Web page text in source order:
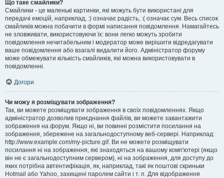
Що таке смайлики?
Смайлики - це маленькі картинки, які можуть бути використані для
передачі емоцій, наприклад, :) означає радість, :( означає сум. Весь список
смайликів можна побачити в формі написання повідомлення. Намагайтесь
не зловживати, використовуючи їх: вони легко можуть зробити
повідомлення нечитабельним і модератор може вирішити відредагувати
ваше повідомлення або взагалі видалити його. Адміністратор форуму
може обмежувати кількість смайликів, які можна використовувати в
повідомленні.
Догори
Чи можу я розміщувати зображення?
Так, ви можете розміщувати зображення в своїх повідомленнях. Якщо
адміністратор дозволив приєднання файлів, ви можете завантажити
зображення на форум. Якщо ні, ви повинні розмістити посилання на
зображення, збережене на загальнодоступному веб-сервері. Наприклад:
http://www.example.com/my-picture.gif. Ви не можете розміщувати
посилання ні на зображення, які знаходяться на вашому комп'ютері (якщо
він не є загальнодоступним сервером), ні на зображення, для доступу до
яких потрібна автентифікація, як, наприклад, такі як поштові скриньки
Hotmail або Yahoo, захищені паролем сайти і т. п. Для відображення